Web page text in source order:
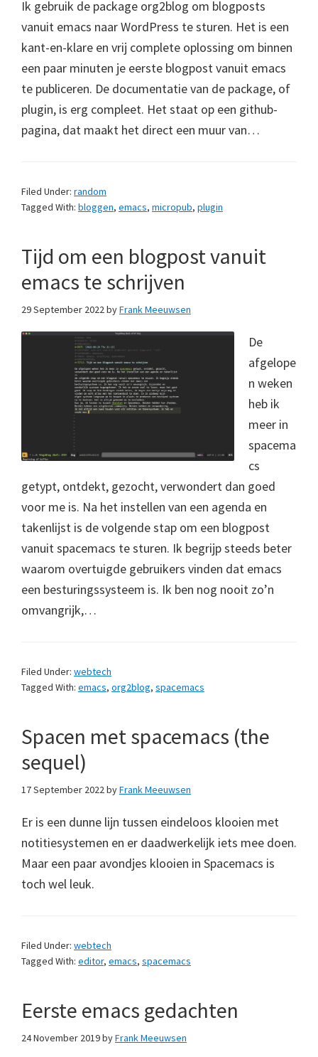
Ik gebruik de package org2blog om blogposts
vanuit emacs naar WordPress te sturen. Het is een
kant-en-klare en vrij complete oplossing om binnen
een paar minuten je eerste blogpost vanuit emacs
te publiceren. De documentatie van de package, of
plugin, is erg compleet. Het staat op een github-
pagina, dat maakt het direct een muur van…
Filed Under: random
Tagged With: bloggen, emacs, micropub, plugin
Tijd om een blogpost vanuit
emacs te schrijven
29 September 2022byFrank Meeuwsen
De
afgelope
n weken
heb ik
meer in
spacema
cs
getypt, ontdekt, gezocht, verwondert dan goed
voor me is. Na het instellen van een agenda en
takenlijst is de volgende stap om een blogpost
vanuit spacemacs te sturen. Ik begrijp steeds beter
waarom overtuigde gebruikers vinden dat emacs
een besturingssysteem is. Ik ben nog nooit zo’n
omvangrijk,…
Filed Under: webtech
Tagged With: emacs, org2blog, spacemacs
Spacen met spacemacs (the
sequel)
17 September 2022byFrank Meeuwsen
Er is een dunne lijn tussen eindeloos klooien met
notitiesystemen en er daadwerkelijk iets mee doen.
Maar een paar avondjes klooien in Spacemacs is
toch wel leuk.
Filed Under: webtech
Tagged With: editor, emacs, spacemacs
Eerste emacs gedachten
24 November 2019byFrank Meeuwsen